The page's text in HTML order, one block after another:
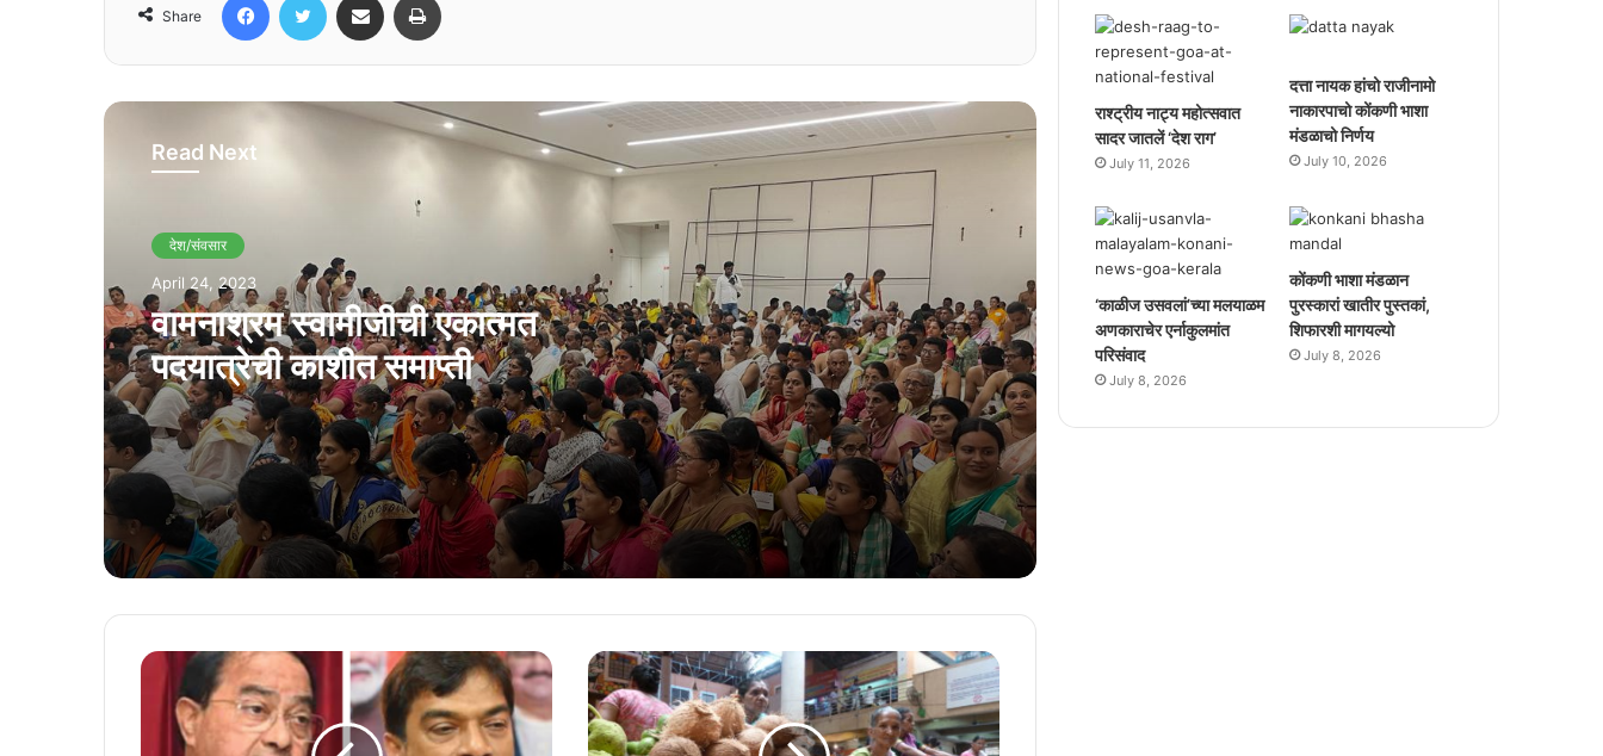
Share
Read Next
देश/संवसार
April 24, 2023
वामनाश्रम स्वामीजीची एकात्मत
पदयात्रेची काशीत समाप्ती
भौमान
‘…पूण ताणीं कोंकणी सोडलिना’
कार्णाकोडम शिद्धीविनायक सभाघरांत कोंकणी
साक्षरताय कार्यक्रम उमेदीन
कोचींत कोंकणी अन्न महोत्सवाक बरों प्रतिसाद
वामनाश्रम स्वामीजीचे चातूरमास वृत मांगळूरांत जुलै
3 तारखेक सुरू
एळमक्करात घडयलें कोंकणी साक्षरताय शिबीर
अखिल भारतीय कोंकणी परिशदेचे वतीन कोचींत
मनोमिलन संम्मेळन
राश्ट्रीय नाट्य महोत्सवात
सादर जातलें ‘देश राग’
July 11, 2026
दत्ता नायक हांचो राजीनामो
नाकारपाचो कोंकणी भाशा
मंडळाचो निर्णय
July 10, 2026
‘काळीज उसवलां’च्या मलयाळम
अणकाराचेर एर्नाकुलमांत
परिसंवाद
July 8, 2026
कोंकणी भाशा मंडळान
पुरस्कारां खातीर पुस्तकां,
शिफारशी मागयल्यो
July 8, 2026